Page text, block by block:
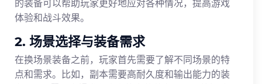
的装备可以帮助玩家更好地应对各种情况，提高游戏
体验和战斗效果。
2. 场景选择与装备需求
在换场景装备之前，玩家首先需要了解不同场景的特
点和需求。比如，副本需要高耐久度和输出能力的装